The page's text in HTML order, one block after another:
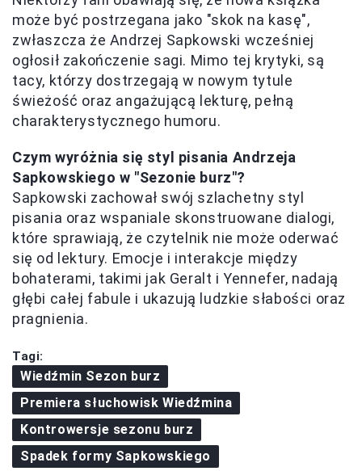
może być postrzegana jako "skok na kasę",
zwłaszcza że Andrzej Sapkowski wcześniej
ogłosił zakończenie sagi. Mimo tej krytyki, są
tacy, którzy dostrzegają w nowym tytule
świeżość oraz angażującą lekturę, pełną
charakterystycznego humoru.
Czym wyróżnia się styl pisania Andrzeja
Sapkowskiego w "Sezonie burz"?
Sapkowski zachował swój szlachetny styl
pisania oraz wspaniale skonstruowane dialogi,
które sprawiają, że czytelnik nie może oderwać
się od lektury. Emocje i interakcje między
bohaterami, takimi jak Geralt i Yennefer, nadają
głębi całej fabule i ukazują ludzkie słabości oraz
pragnienia.
Tagi:
Wiedźmin Sezon burz
Premiera słuchowisk Wiedźmina
Kontrowersje sezonu burz
Spadek formy Sapkowskiego